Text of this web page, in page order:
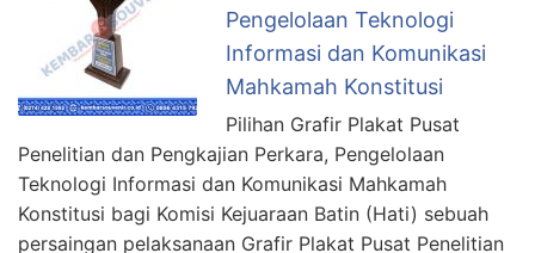
Pengelolaan Teknologi
Informasi dan Komunikasi
Mahkamah Konstitusi
Pilihan Grafir Plakat Pusat
Penelitian dan Pengkajian Perkara, Pengelolaan
Teknologi Informasi dan Komunikasi Mahkamah
Konstitusi bagi Komisi Kejuaraan Batin (Hati) sebuah
persaingan pelaksanaan Grafir Plakat Pusat Penelitian